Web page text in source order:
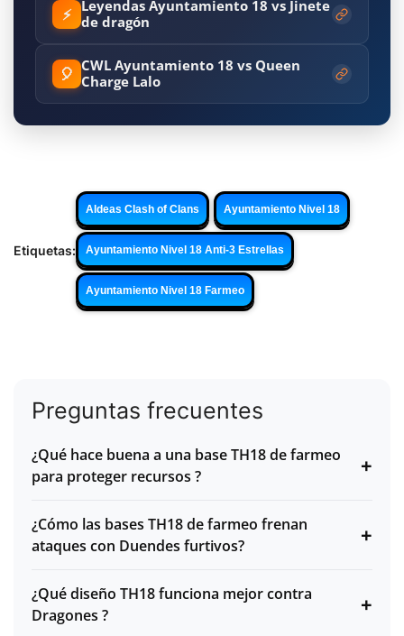
⚡ Leyendas Ayuntamiento 18 vs Jinete
de dragón
🎈 CWL Ayuntamiento 18 vs Queen
Charge Lalo
Etiquetas:
Aldeas Clash of Clans Ayuntamiento Nivel 18
Ayuntamiento Nivel 18 Anti-3 Estrellas
Ayuntamiento Nivel 18 Farmeo
Preguntas frecuentes
¿Qué hace buena a una base TH18 de farmeo
para proteger recursos ?
+
¿Cómo las bases TH18 de farmeo frenan
ataques con Duendes furtivos?
+
¿Qué diseño TH18 funciona mejor contra
Dragones ?
+